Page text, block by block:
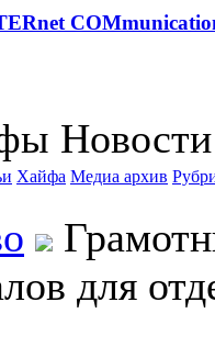
Хайфа Медиа архив
для